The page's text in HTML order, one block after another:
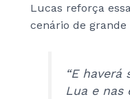
Lucas reforça
cenário de grande
“E haverá
Lua e nas